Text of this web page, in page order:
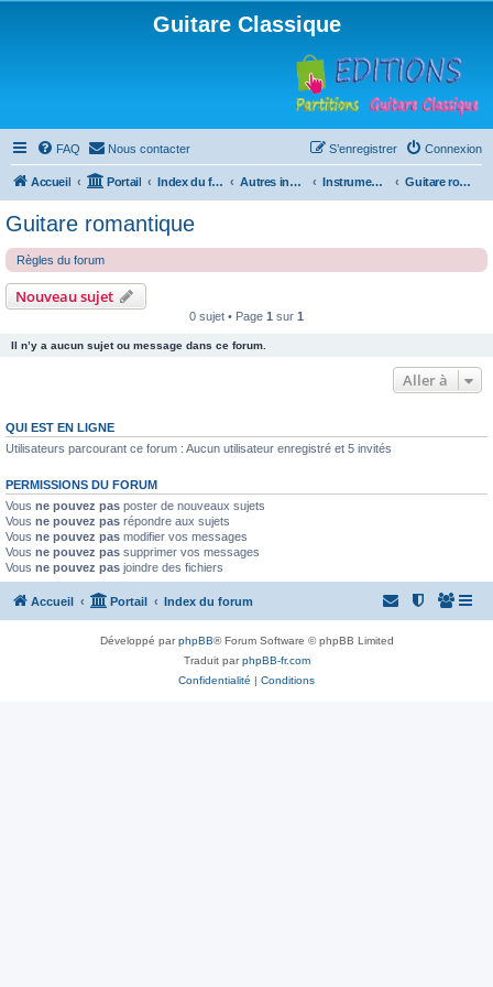
Guitare Classique
FAQ Nous contacter Connexion
S’enregistrer
Accueil Portail Index du forum Autres instruments à cordes pincées, ou styles Instruments anciens Guitare romantique
Guitare romantique
Règles du forum
Nouveau sujet
0 sujet • Page 1 sur 1
Il n’y a aucun sujet ou message dans ce forum.
Aller à
QUI EST EN LIGNE
Utilisateurs parcourant ce forum : Aucun utilisateur enregistré et 5 invités
PERMISSIONS DU FORUM
Vous ne pouvez pas poster de nouveaux sujets
Vous ne pouvez pas répondre aux sujets
Vous ne pouvez pas modifier vos messages
Vous ne pouvez pas supprimer vos messages
Vous ne pouvez pas joindre des fichiers
Accueil Portail Index du forum
Développé parphpBB® Forum Software © phpBB Limited
Traduit parphpBB-fr.com
Confidentialité | Conditions